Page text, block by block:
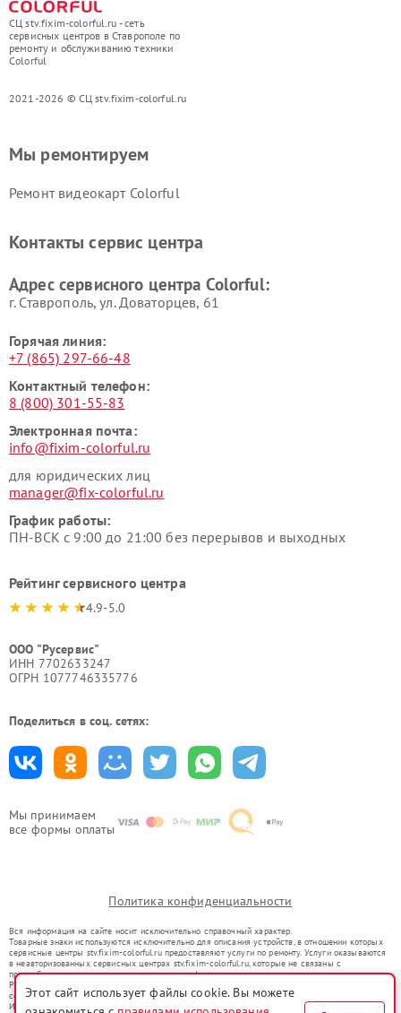
СЦ stv.fixim-colorful.ru - сеть
сервисных центров в Ставрополе по
ремонту и обслуживанию техники
Colorful
2021-2026 © СЦ stv.fixim-colorful.ru
Мы принимаем
все формы оплаты
Мы ремонтируем
Ремонт видеокарт Colorful
Контакты сервис центра
Адрес сервисного центра Colorful:
г. Ставрополь, ул. Доваторцев, 61
Горячая линия:
+7 (865) 297-66-48
Контактный телефон:
8 (800) 301-55-83
Электронная почта:
info@fixim-colorful.ru
для юридических лиц
manager@fix-colorful.ru
График работы:
ПН-ВСК с 9:00 до 21:00 без перерывов и выходных
Рейтинг сервисного центра
4.9-5.0
ООО "Русервис"
ИНН 7702633247
ОГРН 1077746335776
Поделиться в соц. сетях:
Политика конфиденциальности
Вся информация на сайте носит исключительно справочный характер.
Товарные знаки используются исключительно для описания устройств, в отношении которых
сервисные центры stv.fixim-colorful.ru предоставляют услуги по ремонту. Услуги оказываются
в неавторизованных сервисных центрах stv.fixim-colorful.ru, которые не связаны с
правообладателями товарных знаков или их официальными представителями.
Ремонт осуществляется для устройств, уже введенных в гражданский оборот в соответствии
со статьей 1487 ГК РФ.
Использование товарных знаков не преследует цели индивидуализации услуг или введения
Этот сайт использует файлы cookie. Вы можете